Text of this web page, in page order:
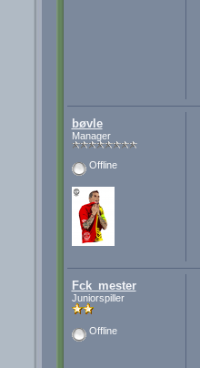
bøvle
Manager
Offline
Fck_mester
Juniorspiller
Offline